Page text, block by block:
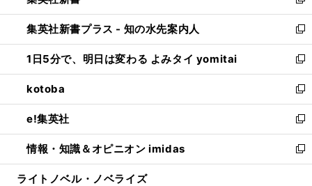
開
く
ン
ド
ウ
で
開
く
ウ
ィ
ン
ド
ウ
で
開
く
し
い
ウ
ィ
ン
ド
ウ
で
開
く
集英社新書プラス - 知の水先案内人
新
し
い
ウ
ィ
ン
ド
ウ
で
開
1日5分で、明日は変わる よみタイ yomitai
新
し
い
ウ
ィ
ン
ド
ウ
kotoba
新
し
い
ウ
ィ
ン
e!集英社
新
し
い
ウ
情報・知識＆オピニオン imidas
新
し
ライトノベル・ノベライズ